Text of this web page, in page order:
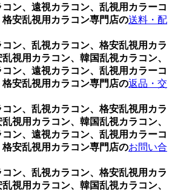
ン、遠視カラコン、乱視用カラーコ
格安乱視用カラコン専門店の送料・配
ン、乱視カラコン、格安乱視用カラ
視用カラコン、韓国乱視カラコン、
ン、遠視カラコン、乱視用カラーコ
格安乱視用カラコン専門店の返品・交
ン、乱視カラコン、格安乱視用カラ
視用カラコン、韓国乱視カラコン、
ン、遠視カラコン、乱視用カラーコ
格安乱視用カラコン専門店のお問い合
ン、乱視カラコン、格安乱視用カラ
視用カラコン、韓国乱視カラコン、